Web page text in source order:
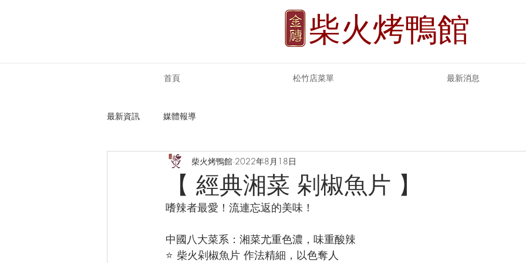
柴火烤鴨館
首頁 松竹店菜單 最新消息
最新資訊 媒體報導
【 經典湘菜 剁椒魚片 】
柴火烤鴨館 2022年8月18日
嗜辣者最愛！流連忘返的美味！
中國八大菜系：湘菜尤重色濃，味重酸辣
⭐️ 柴火剁椒魚片 作法精細，以色奪人